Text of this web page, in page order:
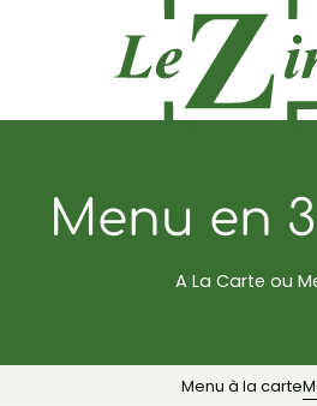
Menu en
A La Carte ou
Menu à la carte